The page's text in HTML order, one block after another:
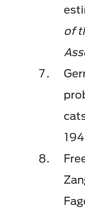
of